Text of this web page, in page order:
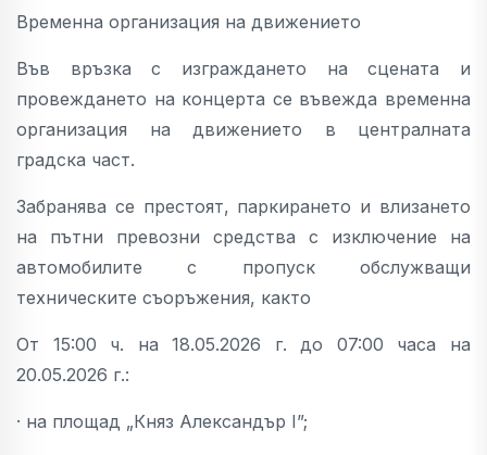
Временна организация на движението
Във връзка с изграждането на сцената и
провеждането на концерта се въвежда временна
организация на движението в централната
градска част.
Забранява се престоят, паркирането и влизането
на пътни превозни средства с изключение на
автомобилите с пропуск обслужващи
техническите съоръжения, както
От 15:00 ч. на 18.05.2026 г. до 07:00 часа на
20.05.2026 г.:
· на площад „Княз Александър І”;